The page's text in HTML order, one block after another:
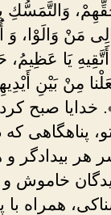
وَالتَّمَسُّكِ
مَنْ وَالَوْا،
يَا عَظِيمُ،
مِنْ بَيْنِ
خدایا صبح
تو، پناهگاهی
هر بیدادگر
خاموش
همراه